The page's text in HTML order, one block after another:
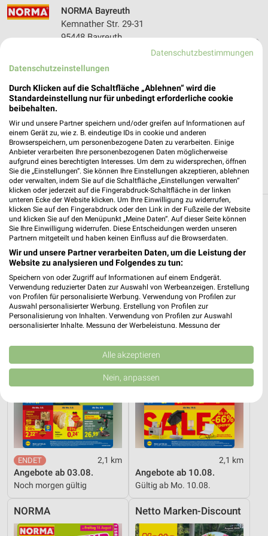
❯
NORMA Bayreuth
Kemnather Str. 29-31
95448 Bayreuth
Heute 07:00 - 20:00 Uhr | Geschlossen
313,07 km • Angebote: 4 Prospekte
Himmelkronstraße 1
95445 Bayreuth
Heute 08:00 - 20:00 Uhr | Geschlossen
313,08 km • Angebote: 6 Prospekte
Discounter Angebote und Prospekte für
Bayreuth
15 Prospekte
Lidl
2,1 km
Angebote ab 03.08.
Noch morgen gültig
Lidl
2,1 km
Angebote ab 10.08.
Gültig ab Mo. 10.08.
NORMA Netto Marken-Discount
Datenschutzbestimmungen
Datenschutzeinstellungen
Durch Klicken auf die Schaltfläche „Ablehnen“ wird die
Standardeinstellung nur für unbedingt erforderliche cookie
beibehalten.
Wir und unsere Partner speichern und/oder greifen auf Informationen auf
einem Gerät zu, wie z. B. eindeutige IDs in cookie und anderen
Browserspeichern, um personenbezogene Daten zu verarbeiten. Einige
Anbieter verarbeiten Ihre personenbezogenen Daten möglicherweise
aufgrund eines berechtigten Interesses. Um dem zu widersprechen, öffnen
Sie die „Einstellungen“. Sie können Ihre Einstellungen akzeptieren, ablehnen
oder verwalten, indem Sie auf die Schaltfläche „Einstellungen verwalten“
klicken oder jederzeit auf die Fingerabdruck-Schaltfläche in der linken
unteren Ecke der Website klicken. Um Ihre Einwilligung zu widerrufen,
klicken Sie auf den Fingerabdruck oder den Link in der Fußzeile der Website
und klicken Sie auf den Menüpunkt „Meine Daten“. Auf dieser Seite können
Sie Ihre Einwilligung widerrufen. Diese Entscheidungen werden unseren
Partnern mitgeteilt und haben keinen Einfluss auf die Browserdaten.
Wir und unsere Partner verarbeiten Daten, um die Leistung der
Website zu analysieren und Folgendes zu tun:
Speichern von oder Zugriff auf Informationen auf einem Endgerät.
Verwendung reduzierter Daten zur Auswahl von Werbeanzeigen. Erstellung
von Profilen für personalisierte Werbung. Verwendung von Profilen zur
Auswahl personalisierter Werbung. Erstellung von Profilen zur
Personalisierung von Inhalten. Verwendung von Profilen zur Auswahl
personalisierter Inhalte. Messung der Werbeleistung. Messung der
Kombinationen von Daten aus verschiedenen Quellen. Entwicklung und
Verbesserung der Angebote. Verwendung reduzierter Daten zur Auswahl
von Inhalten.
Daten können außerhalb der Europäischen Union weitergegeben und in die
Website/App.
Partnerliste anzeigen (1 IAB-Anbieter)
Wir nutzen Ihre Daten für folgende Zwecke:
IAB-Verarbeitungszwecke:
Speichern von oder Zugriff auf Informationen
auf einem Endgerät
Werbeanzeigen
Alle akzeptieren
Nein, anpassen